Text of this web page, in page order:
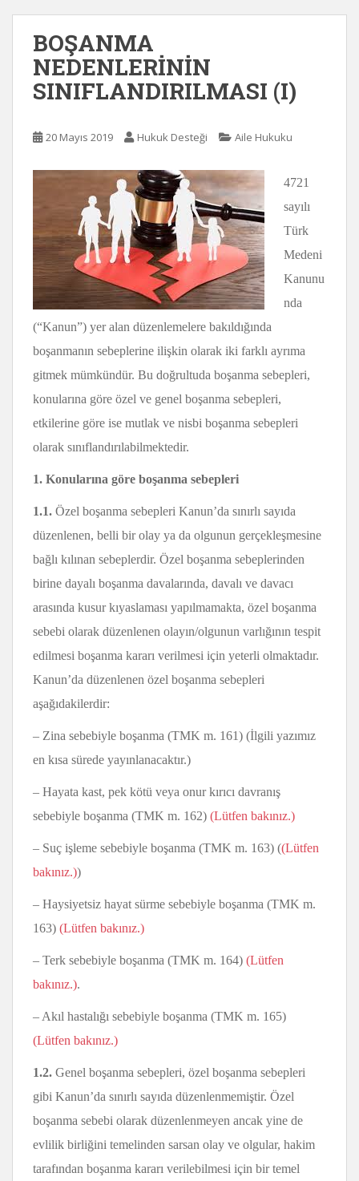
BOŞANMA
NEDENLERİNİN
SINIFLANDIRILMASI (I)
20 Mayıs 2019 Hukuk Desteği Aile Hukuku
4721
sayılı
Türk
Medeni
Kanunu
nda
(“Kanun”) yer alan düzenlemelere bakıldığında
boşanmanın sebeplerine ilişkin olarak iki farklı ayrıma
gitmek mümkündür. Bu doğrultuda boşanma sebepleri,
konularına göre özel ve genel boşanma sebepleri,
etkilerine göre ise mutlak ve nisbi boşanma sebepleri
olarak sınıflandırılabilmektedir.
1. Konularına göre boşanma sebepleri
1.1. Özel boşanma sebepleri Kanun’da sınırlı sayıda
düzenlenen, belli bir olay ya da olgunun gerçekleşmesine
bağlı kılınan sebeplerdir. Özel boşanma sebeplerinden
birine dayalı boşanma davalarında, davalı ve davacı
arasında kusur kıyaslaması yapılmamakta, özel boşanma
sebebi olarak düzenlenen olayın/olgunun varlığının tespit
edilmesi boşanma kararı verilmesi için yeterli olmaktadır.
Kanun’da düzenlenen özel boşanma sebepleri
aşağıdakilerdir:
– Zina sebebiyle boşanma (TMK m. 161) (İlgili yazımız
en kısa sürede yayınlanacaktır.)
– Hayata kast, pek kötü veya onur kırıcı davranış
sebebiyle boşanma (TMK m. 162) (Lütfen bakınız.)
– Suç işleme sebebiyle boşanma (TMK m. 163) ((Lütfen
bakınız.))
– Haysiyetsiz hayat sürme sebebiyle boşanma (TMK m.
163) (Lütfen bakınız.)
– Terk sebebiyle boşanma (TMK m. 164) (Lütfen
bakınız.).
– Akıl hastalığı sebebiyle boşanma (TMK m. 165)
(Lütfen bakınız.)
1.2. Genel boşanma sebepleri, özel boşanma sebepleri
gibi Kanun’da sınırlı sayıda düzenlenmemiştir. Özel
boşanma sebebi olarak düzenlenmeyen ancak yine de
evlilik birliğini temelinden sarsan olay ve olgular, hakim
tarafından boşanma kararı verilebilmesi için bir temel